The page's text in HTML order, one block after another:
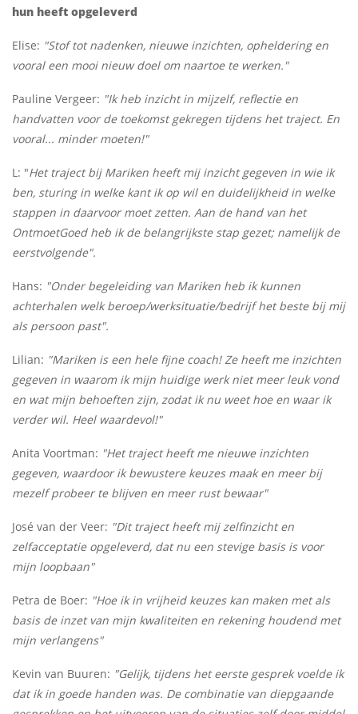
hun heeft opgeleverd
Elise: "Stof tot nadenken, nieuwe inzichten, opheldering en
vooral een mooi nieuw doel om naartoe te werken."
Pauline Vergeer: "Ik heb inzicht in mijzelf, reflectie en
handvatten voor de toekomst gekregen tijdens het traject. En
vooral... minder moeten!"
L: "Het traject bij Mariken heeft mij inzicht gegeven in wie ik
ben, sturing in welke kant ik op wil en duidelijkheid in welke
stappen in daarvoor moet zetten. Aan de hand van het
OntmoetGoed heb ik de belangrijkste stap gezet; namelijk de
eerstvolgende".
Hans: "Onder begeleiding van Mariken heb ik kunnen
achterhalen welk beroep/werksituatie/bedrijf het beste bij mij
als persoon past".
Lilian: "Mariken is een hele fijne coach! Ze heeft me inzichten
gegeven in waarom ik mijn huidige werk niet meer leuk vond
en wat mijn behoeften zijn, zodat ik nu weet hoe en waar ik
verder wil. Heel waardevol!"
Anita Voortman: "Het traject heeft me nieuwe inzichten
gegeven, waardoor ik bewustere keuzes maak en meer bij
mezelf probeer te blijven en meer rust bewaar"
José van der Veer: "Dit traject heeft mij zelfinzicht en
zelfacceptatie opgeleverd, dat nu een stevige basis is voor
mijn loopbaan"
Petra de Boer: "Hoe ik in vrijheid keuzes kan maken met als
basis de inzet van mijn kwaliteiten en rekening houdend met
mijn verlangens"
Kevin van Buuren: "Gelijk, tijdens het eerste gesprek voelde ik
dat ik in goede handen was. De combinatie van diepgaande